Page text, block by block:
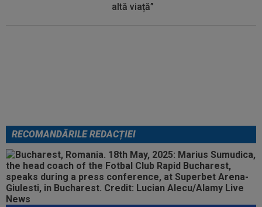
altă viață”
RECOMANDĂRILE REDACȚIEI